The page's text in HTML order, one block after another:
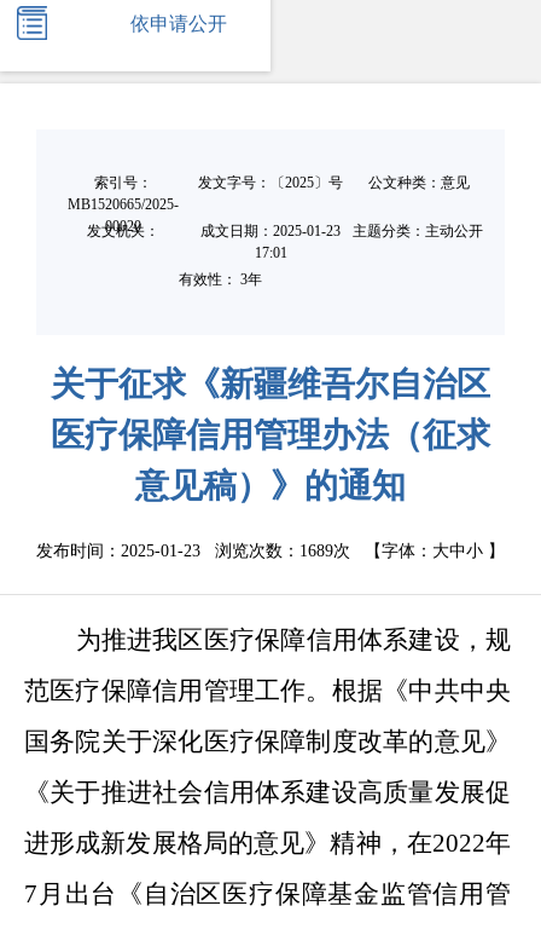
依申请公开
索引号：
MB1520665/2025-
00020
发文字号：〔2025〕号 公文种类：意见
发文机关： 成文日期： 2025-01-23
17:01
主题分类：主动公开
有效性： 3年
关于征求《新疆维吾尔自治区
医疗保障信用管理办法（征求
意见稿）》的通知
发布时间：2025-01-23 浏览次数： 1689次 【字体： 大中小 】
为推进我区医疗保障信用体系建设，规
范医疗保障信用管理工作。 根据《中共中央
国务院关于深化医疗保障制度改革的意见》
《关于推进社会信用体系建设高质量发展促
进形成新发展格局的意见》精神 ， 在2022年
7 月出台《自治区医疗保障基金监管信用管